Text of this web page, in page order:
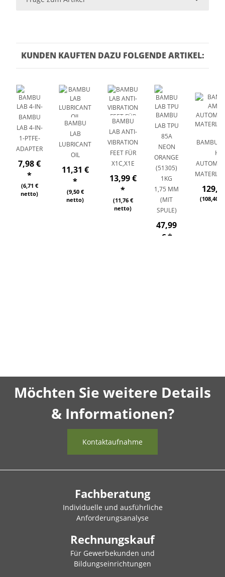
KUNDEN KAUFTEN DAZU FOLGENDE ARTIKEL:
BAMBU
LAB 4-IN-
1-PTFE-
ADAPTER
7,98 €
*
(6,71 €
netto)
BAMBU
LAB
LUBRICANT
OIL
11,31 €
*
(9,50 €
netto)
BAMBU
LAB ANTI-
VIBRATION
FEET FÜR
X1C,X1E
13,99 €
*
(11,76 €
netto)
BAMBU
LAB TPU
85A
NEON
ORANGE
(51305)
1KG
1,75 MM
(MIT
SPULE)
47,99
€*
BAMBU
HT
(108,40
Möchten Sie weitere Details
& Informationen?
Kontaktaufnahme
Fachberatung
Individuelle und ausführliche
Anforderungsanalyse
Rechnungskauf
Für Gewerbekunden und
Bildungseinrichtungen